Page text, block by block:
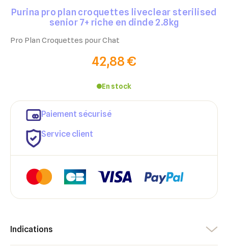
Purina pro plan croquettes liveclear sterilised
senior 7+ riche en dinde 2.8kg
Pro Plan Croquettes pour Chat
42,88 €
En stock
Paiement sécurisé
Service client
Indications